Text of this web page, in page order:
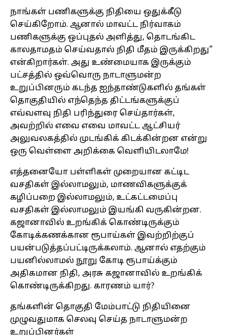
நாங்கள் பணிகளுக்கு நிதியை ஒதுக்கீடு
செய்கிறோம். ஆனால் மாவட்ட நிர்வாகம்
பணிகளுக்கு ஒப்புதல் அளித்து, தொடங்கிட
காலதாமதம் செய்வதால் நிதி மீதம் இருக்கிறது”
என்கிறார்கள். அது உண்மையாக இருக்கும்
பட்சத்தில் ஒவ்வொரு நாடாளுமன்ற
உறுப்பினரும் கடந்த ஐந்தாண்டுகளில் தங்கள்
தொகுதியில் எந்தெந்த திட்டங்களுக்குப்
எவ்வளவு நிதி பரிந்துரை செய்தார்கள்,
அவற்றில் எவை எவை மாவட்ட ஆட்சியர்
அலுவலகத்தில் முடங்கிக் கிடக்கின்றன என்று
ஒரு வெள்ளை அறிக்கை வெளியிடலாமே!
எத்தனையோ பள்ளிகள் முறையான கட்டிட
வசதிகள் இல்லாமலும், மாணவிகளுக்குக்
கழிப்பறை இல்லாமலும், உட்கட்டமைப்பு
வசதிகள் இல்லாமலும் இயங்கி வருகின்றன.
கஜானாவில் உறங்கிக் கொண்டிருக்கும்
கோடிக்கணக்கான ரூபாய்கள் இவற்றிற்குப்
பயன்படுத்தப்பட்டிருக்கலாம். ஆனால் எதற்கும்
பயனில்லாமல் நூறு கோடி ரூபாய்க்கும்
அதிகமான நிதி, அரசு கஜானாவில் உறங்கிக்
கொண்டிருக்கிறது. காரணம் யார்?
தங்களின் தொகுதி மேம்பாட்டு நிதியினை
முழுவதுமாக செலவு செய்த நாடாளுமன்ற
உறுப்பினர்கள்